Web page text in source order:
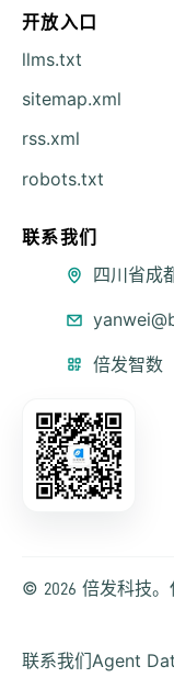
开放入口
llms.txt
sitemap.xml
rss.xml
robots.txt
联系我们
公司地址
四川省成
联系邮箱
微信公众号
倍发智数
© 2026 倍发科技。
联系我们Agent